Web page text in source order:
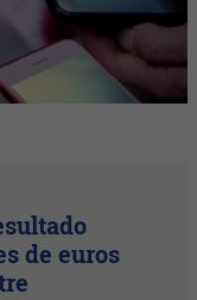
de euros